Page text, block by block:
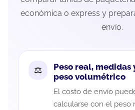
económica o express y
envío.
Peso real, medidas
peso volumétrico
El costo de envío
calcularse con el peso